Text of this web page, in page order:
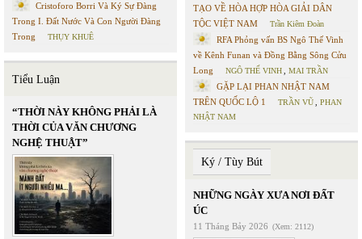
Cristoforo Borri Và Ký Sự Đàng
Trong I. Đất Nước Và Con Người Đàng
Trong
THỤY KHUÊ
Tiểu Luận
“THỜI NÀY KHÔNG PHẢI LÀ
THỜI CỦA VĂN CHƯƠNG
NGHỆ THUẬT”
TẠO VỀ HÒA HỢP HÒA GIẢI DÂN
TỘC VIỆT NAM
Trần Kiêm Đoàn
RFA Phỏng vấn BS Ngô Thế Vinh
về Kênh Funan và Đồng Bằng Sông Cửu
Long
NGÔ THẾ VINH MAI TRẦN
GẶP LẠI PHAN NHẬT NAM
TRÊN QUỐC LỘ 1
TRẦN VŨ
PHAN
NHẬT NAM
Ký / Tùy Bút
NHỮNG NGÀY XƯA NƠI ĐẤT
ÚC
11 Tháng Bảy 2026 (Xem: 2112)